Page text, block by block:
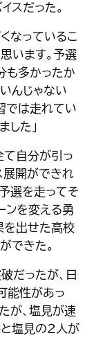
スだった。
なっているこ
います。予選
も多かったか
んじゃない
では走れてい
した」
て自分が引っ
展開ができれ
選を走ってそ
ンを変える勇
を出せた高校
できた。
だったが、日
能性があっ
が、塩見が速
塩見の２人が